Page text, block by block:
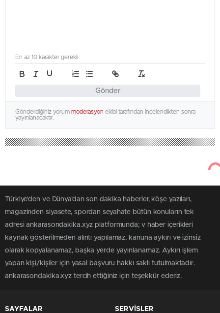
Gönder
En az 10 karakter gerekli
Gönderdiğiniz yorum moderasyon ekibi tarafından incelendikten sonra
yayınlanacaktır.
Türkiye'den ve Dünya’dan son dakika haberler, köşe yazıları,
magazinden siyasete, spordan seyahate bütün konuların tek
adresi ankarasondakika.xyz platformunda; v haber içerikleri
kaynak gösterilmeden alıntı yapılamaz, kanuna aykırı ve izinsiz
olarak kopyalanamaz, başka yerde yayınlanamaz. Aykırı işlem
yapan kişi/kişiler için yasal başvuru hakkı saklı tutulmaktadır.
ankarasondakika.xyz tercih ettiğiniz için teşekkür ederiz.
SAYFALAR SERVİSLER